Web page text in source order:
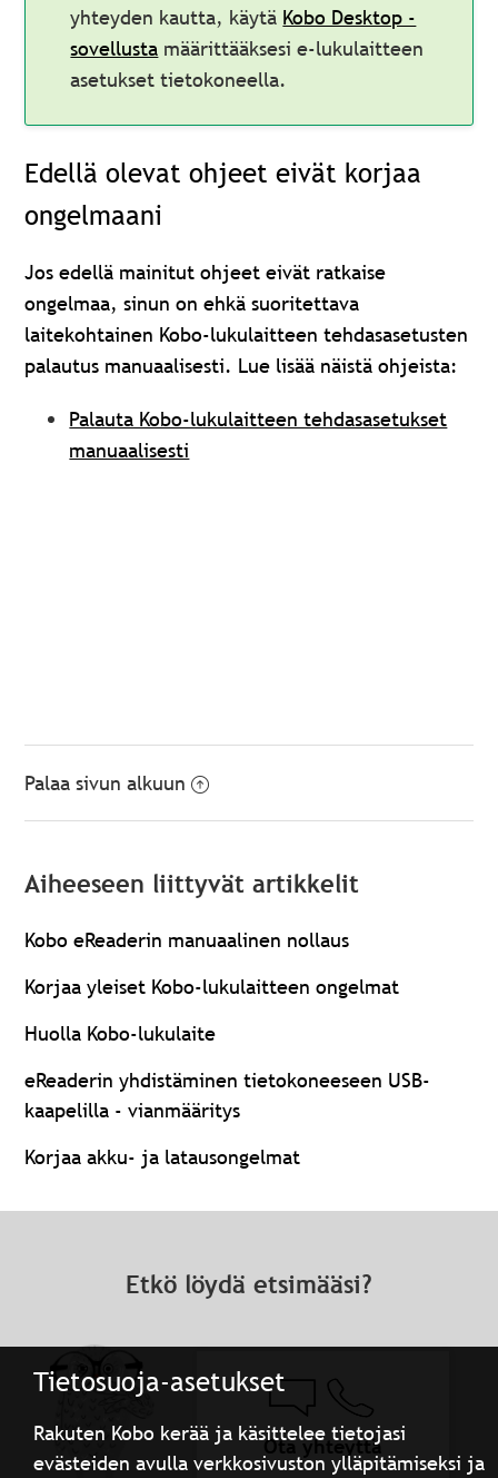
Tietosuoja-asetukset
Rakuten Kobo kerää ja käsittelee tietojasi
evästeiden avulla verkkosivuston ylläpitämiseksi ja
yhteyden kautta, käytä Kobo Desktop -
sovellusta määrittääksesi e-lukulaitteen
asetukset tietokoneella.
Edellä olevat ohjeet eivät korjaa
ongelmaani
Jos edellä mainitut ohjeet eivät ratkaise
ongelmaa, sinun on ehkä suoritettava
laitekohtainen Kobo-lukulaitteen tehdasasetusten
palautus manuaalisesti. Lue lisää näistä ohjeista:
Palauta Kobo-lukulaitteen tehdasasetukset
manuaalisesti
Palaa sivun alkuun
Aiheeseen liittyvät artikkelit
Kobo eReaderin manuaalinen nollaus
Korjaa yleiset Kobo-lukulaitteen ongelmat
Huolla Kobo-lukulaite
eReaderin yhdistäminen tietokoneeseen USB-
kaapelilla - vianmääritys
Korjaa akku- ja latausongelmat
Etkö löydä etsimääsi?
Ota yhteyttä